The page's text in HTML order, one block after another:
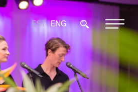
EST ENG